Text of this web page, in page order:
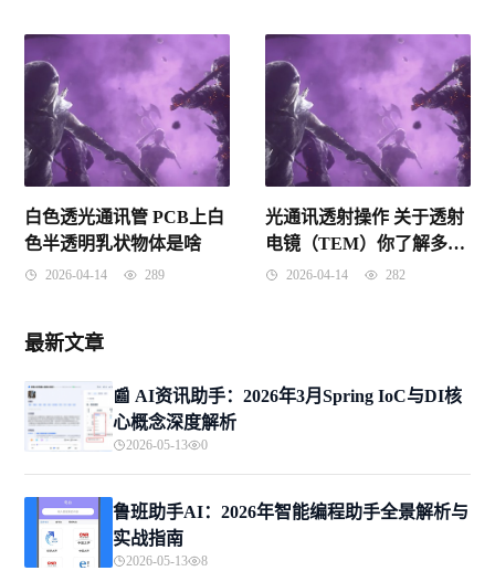
白色透光通讯管 PCB上白
色半透明乳状物体是啥
2026-04-14 289
光通讯透射操作 关于透射
电镜（TEM）你了解多
少？2026-04-14 282
最新文章
📰 AI资讯助手：2026年3月Spring IoC与DI核
心概念深度解析
2026-05-13 0
鲁班助手AI：2026年智能编程助手全景解析与
实战指南
2026-05-13 8